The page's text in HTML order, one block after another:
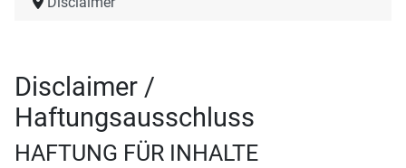
Disclaimer /
Haftungsausschluss
HAFTUNG FÜR INHALTE